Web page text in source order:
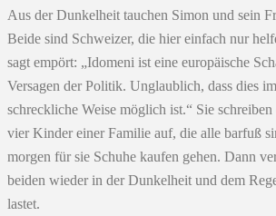
Aus der Dunkelheit tauchen Simon und sein
Beide sind Schweizer, die hier einfach nur
sagt empört: „Idomeni ist eine europäische
Versagen der Politik. Unglaublich, dass dies
schreckliche Weise möglich ist.“ Sie
vier Kinder einer Familie auf, die alle barfuß
morgen für sie Schuhe kaufen gehen. Dann
beiden wieder in der Dunkelheit und dem
lastet.